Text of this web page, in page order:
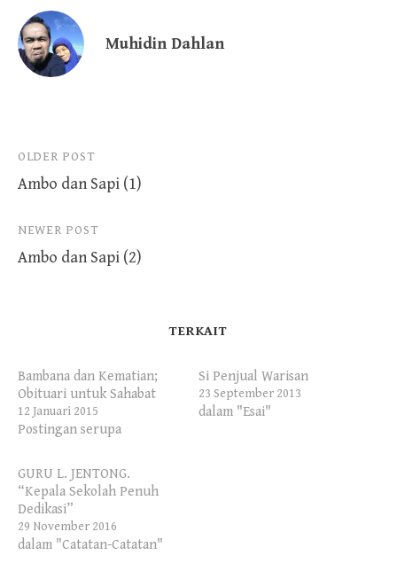
Muhidin Dahlan
Post
navigation
OLDER POST
Ambo dan Sapi (1)
NEWER POST
Ambo dan Sapi (2)
TERKAIT
Bambana dan Kematian;
Obituari untuk Sahabat
12 Januari 2015
Postingan serupa
Si Penjual Warisan
23 September 2013
dalam "Esai"
GURU L. JENTONG.
“Kepala Sekolah Penuh
Dedikasi”
29 November 2016
dalam "Catatan-Catatan"